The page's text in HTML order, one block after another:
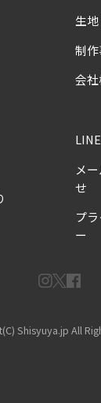
生
制
会
メ
せ
プ
ー
Shisyuya.jp All